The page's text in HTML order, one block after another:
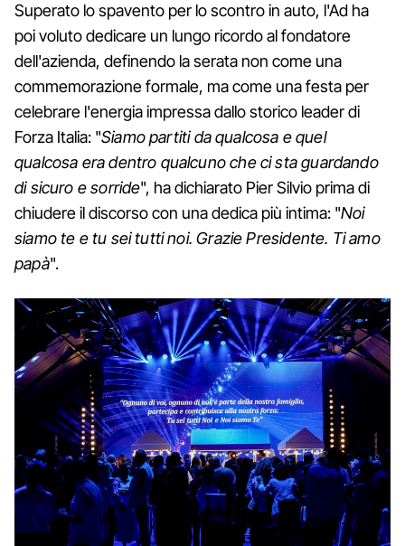
Superato lo spavento per lo scontro in auto, l'Ad ha
poi voluto dedicare un lungo ricordo al fondatore
dell'azienda, definendo la serata non come una
commemorazione formale, ma come una festa per
celebrare l'energia impressa dallo storico leader di
Forza Italia: "Siamo partiti da qualcosa e quel
qualcosa era dentro qualcuno che ci sta guardando
di sicuro e sorride", ha dichiarato Pier Silvio prima di
chiudere il discorso con una dedica più intima: "Noi
siamo te e tu sei tutti noi. Grazie Presidente. Ti amo
papà".